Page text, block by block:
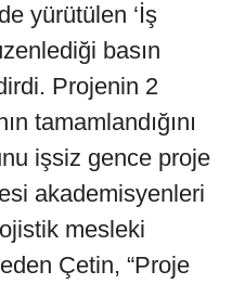
yürütülen ‘İş
basın
Projenin 2
tamamlandığını
işsiz gence proje
akademisyenleri
mesleki
Çetin, “Proje